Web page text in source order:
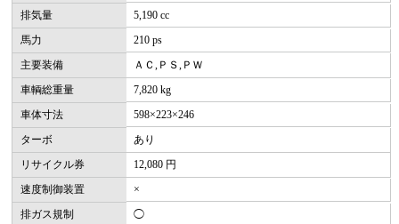
排気量
5,190 cc
馬力
210 ps
主要装備
ＡＣ,ＰＳ,ＰＷ
車輌総重量
7,820 kg
車体寸法
598×223×246
ターボ
あり
リサイクル券
12,080 円
速度制御装置
×
排ガス規制
◯